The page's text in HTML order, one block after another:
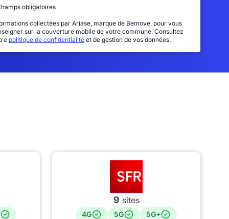
obligatoires
collectées par Ariase, marque de Bemove, pour vous
sur la couverture mobile de votre commune. Consultez
politique de confidentialité et de gestion de vos données.
9 sites
4G 5G
5G+